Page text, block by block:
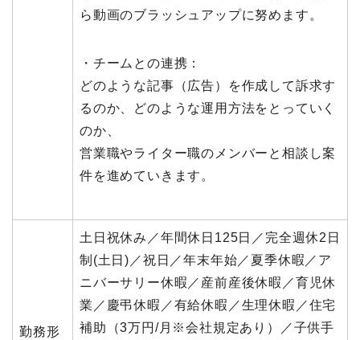
ら動画のブラッシュアップに努めます。
・チームとの連携：
どのような記事（広告）を作成して訴求す
るのか、どのような運用方法をとっていく
のか、
営業職やライター職のメンバーと相談し案
件を進めていきます。
勤務形
土日祝休み／年間休日125日／完全週休2日
制(土日)／祝日／年末年始／夏季休暇／ア
ニバーサリー休暇／産前産後休暇／育児休
業／慶弔休暇／有給休暇／生理休暇／住宅
補助（3万円/月※会社規定あり）／子供手